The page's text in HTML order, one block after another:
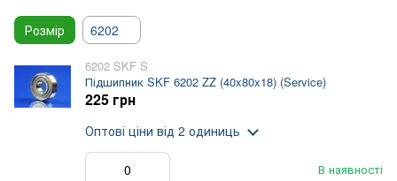
Розмір 6202
6202 SKF S
Підшипник SKF 6202 ZZ (40x80x18) (Service)
В наявності
225 грн
Оптові ціни від 2 одиниць